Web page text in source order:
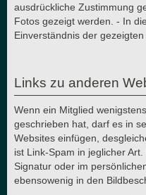
ausdrückliche Zustimmung
Fotos gezeigt werden. - In
Einverständnis der
Links zu anderen
Wenn ein Mitglied
geschrieben hat, darf es in
Websites einfügen,
ist Link-Spam in jeglicher
Signatur oder im
ebensowenig in den